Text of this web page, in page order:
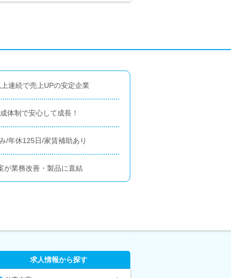
連続で売上UPの安定企業
体制で安心して成長！
/年休125日/家賃補助あり
が業務改善・製品に直結
求人情報から探す